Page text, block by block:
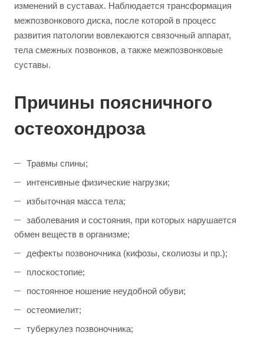
изменений в суставах. Наблюдается трансформация
межпозвонкового диска, после которой в процесс
развития патологии вовлекаются связочный аппарат,
тела смежных позвонков, а также межпозвонковые
суставы.
Причины поясничного
остеохондроза
Травмы спины;
интенсивные физические нагрузки;
избыточная масса тела;
заболевания и состояния, при которых нарушается
обмен веществ в организме;
дефекты позвоночника (кифозы, сколиозы и пр.);
плоскостопие;
постоянное ношение неудобной обуви;
остеомиелит;
туберкулез позвоночника;